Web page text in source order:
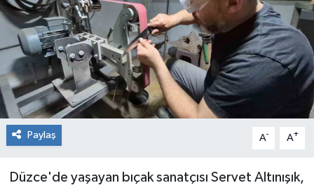
Paylaş A- A+
Düzce'de yaşayan bıçak sanatçısı Servet Altınışık,